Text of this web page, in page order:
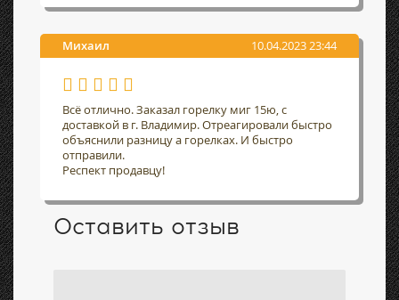
Михаил 10.04.2023 23:44
Всё отлично. Заказал горелку миг 15ю, с
доставкой в г. Владимир. Отреагировали быстро
объяснили разницу а горелках. И быстро
отправили.
Респект продавцу!
Оставить отзыв